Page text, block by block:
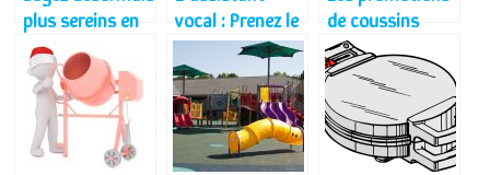
plus sereins en
donnant le bain
à votre bébé
vocal : Prenez le
contrôle par la
parole
de coussins
d’allaitement